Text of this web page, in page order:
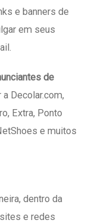
e banners de
em seus
de
Decolar.com,
Extra, Ponto
e muitos
dentro da
e redes